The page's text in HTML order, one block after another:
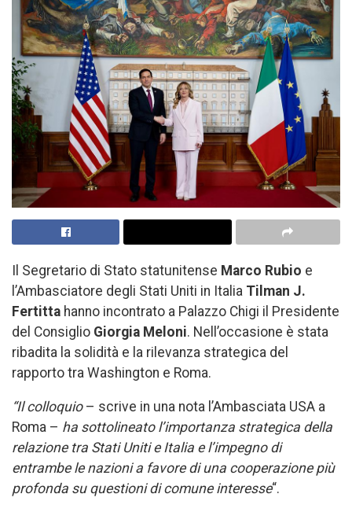
Il Segretario di Stato statunitense Marco Rubio e
l’Ambasciatore degli Stati Uniti in Italia Tilman J.
Fertitta hanno incontrato a Palazzo Chigi il Presidente
del Consiglio Giorgia Meloni. Nell’occasione è stata
ribadita la solidità e la rilevanza strategica del
rapporto tra Washington e Roma.
“Il colloquio – scrive in una nota l’Ambasciata USA a
Roma – ha sottolineato l’importanza strategica della
relazione tra Stati Uniti e Italia e l’impegno di
entrambe le nazioni a favore di una cooperazione più
profonda su questioni di comune interesse“.